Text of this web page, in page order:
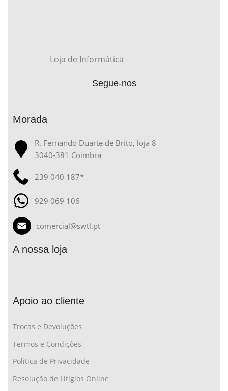
Loja de Informática
Segue-nos
Morada
R. Fernando Duarte de Brito, loja 8
3040-381 Coimbra
239 040 187*
929 069 106
comercial@swtl.pt
A nossa loja
Apoio ao cliente
Trocas e Devoluções
Termos e Condições
Politica de Privacidade
Resolução de Litígios Online